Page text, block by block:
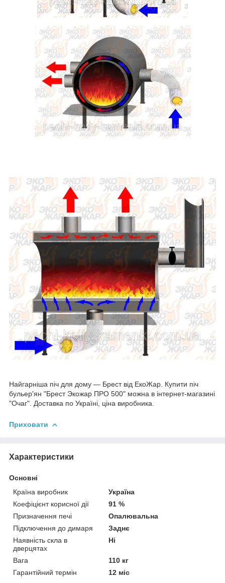
Найгарніша піч для дому — Брест від ЕкоЖар. Купити піч
бульер'ян "Брест Экожар ПРО 500" можна в інтернет-магазині
"Очаг". Доставка по Україні, ціна виробника.
Приховати
Характеристики
Основні
Країна виробник
Україна
Коефіцієнт корисної дії
91 %
Призначення печі
Опалювальна
Підключення до димаря
Заднє
Наявність скла в
дверцятах
Ні
Вага
110 кг
Гарантійний термін
12 міс